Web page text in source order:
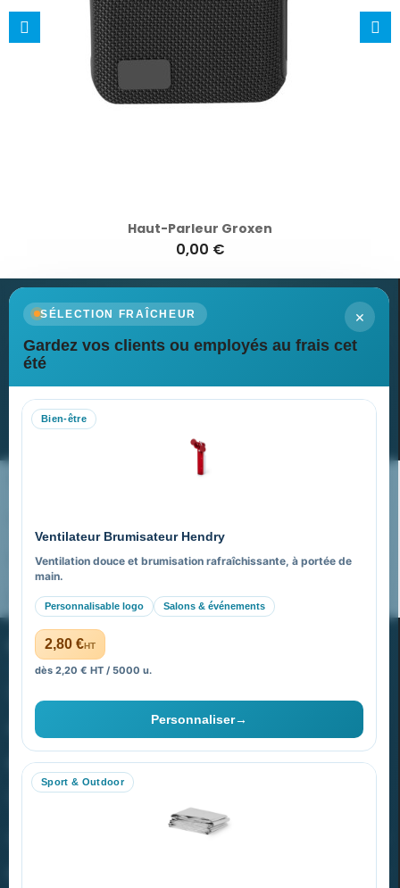
Haut-Parleur Groxen
0,00 €
×
SÉLECTION FRAÎCHEUR
Gardez vos clients ou employés au frais cet
été
Bien-être
Ventilateur Brumisateur Hendry
Ventilation douce et brumisation rafraîchissante, à portée de
main.
Personnalisable logo Salons & événements
2,80 €HT
dès 2,20 € HT / 5000 u.
Personnaliser→
Sport & Outdoor
Newsletter
Recevez nos dernières nouvelles et nos offres spéciales
Nos expertises & accompagnement global
FAQ sur Promenoch Goodies Pub France
Pourquoi ça a marché à 100% pour moi ?
PROMENOCH GOODIES
40 rue Madeleine Michelis
92 200 Neuilly
equipe@promenoch-goodies.com